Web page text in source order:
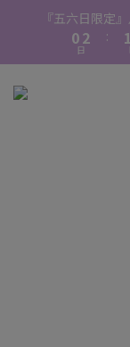
0 2
1
0
日
:
心動登場！拉